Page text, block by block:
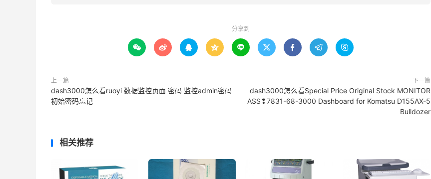
分享到
        
上一篇
dash3000怎么看ruoyi 数据监控页面 密码 监控admin密码
初始密码忘记
下一篇
dash3000怎么看Special Price Original Stock MONITOR
ASS❢7831-68-3000 Dashboard for Komatsu D155AX-5
Bulldozer
相关推荐